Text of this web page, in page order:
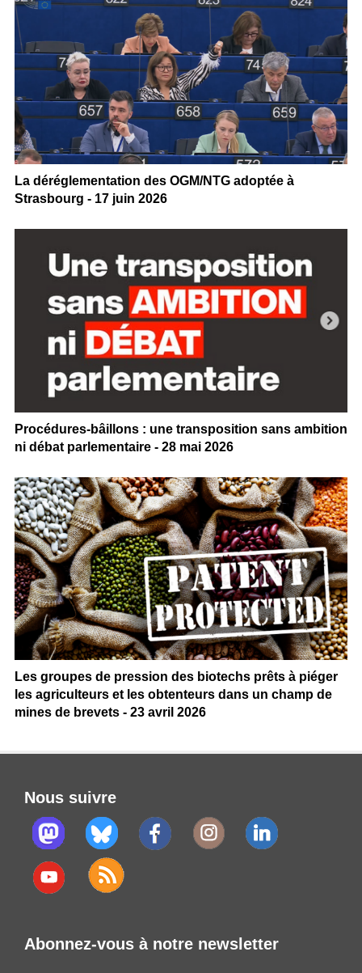
La déréglementation des OGM/NTG adoptée à
Strasbourg - 17 juin 2026
Procédures-bâillons : une transposition sans ambition
ni débat parlementaire - 28 mai 2026
Les groupes de pression des biotechs prêts à piéger
les agriculteurs et les obtenteurs dans un champ de
mines de brevets - 23 avril 2026
Nous suivre
Abonnez-vous à notre newsletter